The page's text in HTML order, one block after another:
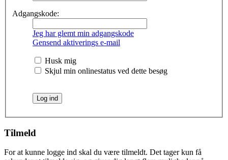
Adgangskode:
Jeg har glemt min adgangskode
Gensend aktiverings e-mail
Husk mig
Skjul min onlinestatus ved dette besøg
Tilmeld
For at kunne logge ind skal du være tilmeldt. Det tager kun få